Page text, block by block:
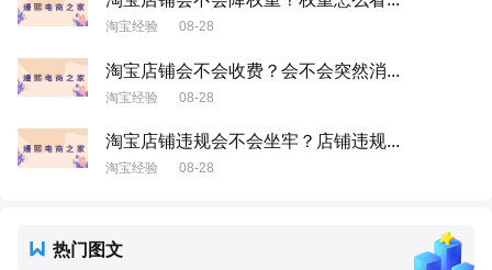
淘宝经验 08-28
淘宝店铺会不会收费？会不会突然消...
淘宝经验 08-28
淘宝店铺违规会不会坐牢？店铺违规...
淘宝经验 08-28
热门图文